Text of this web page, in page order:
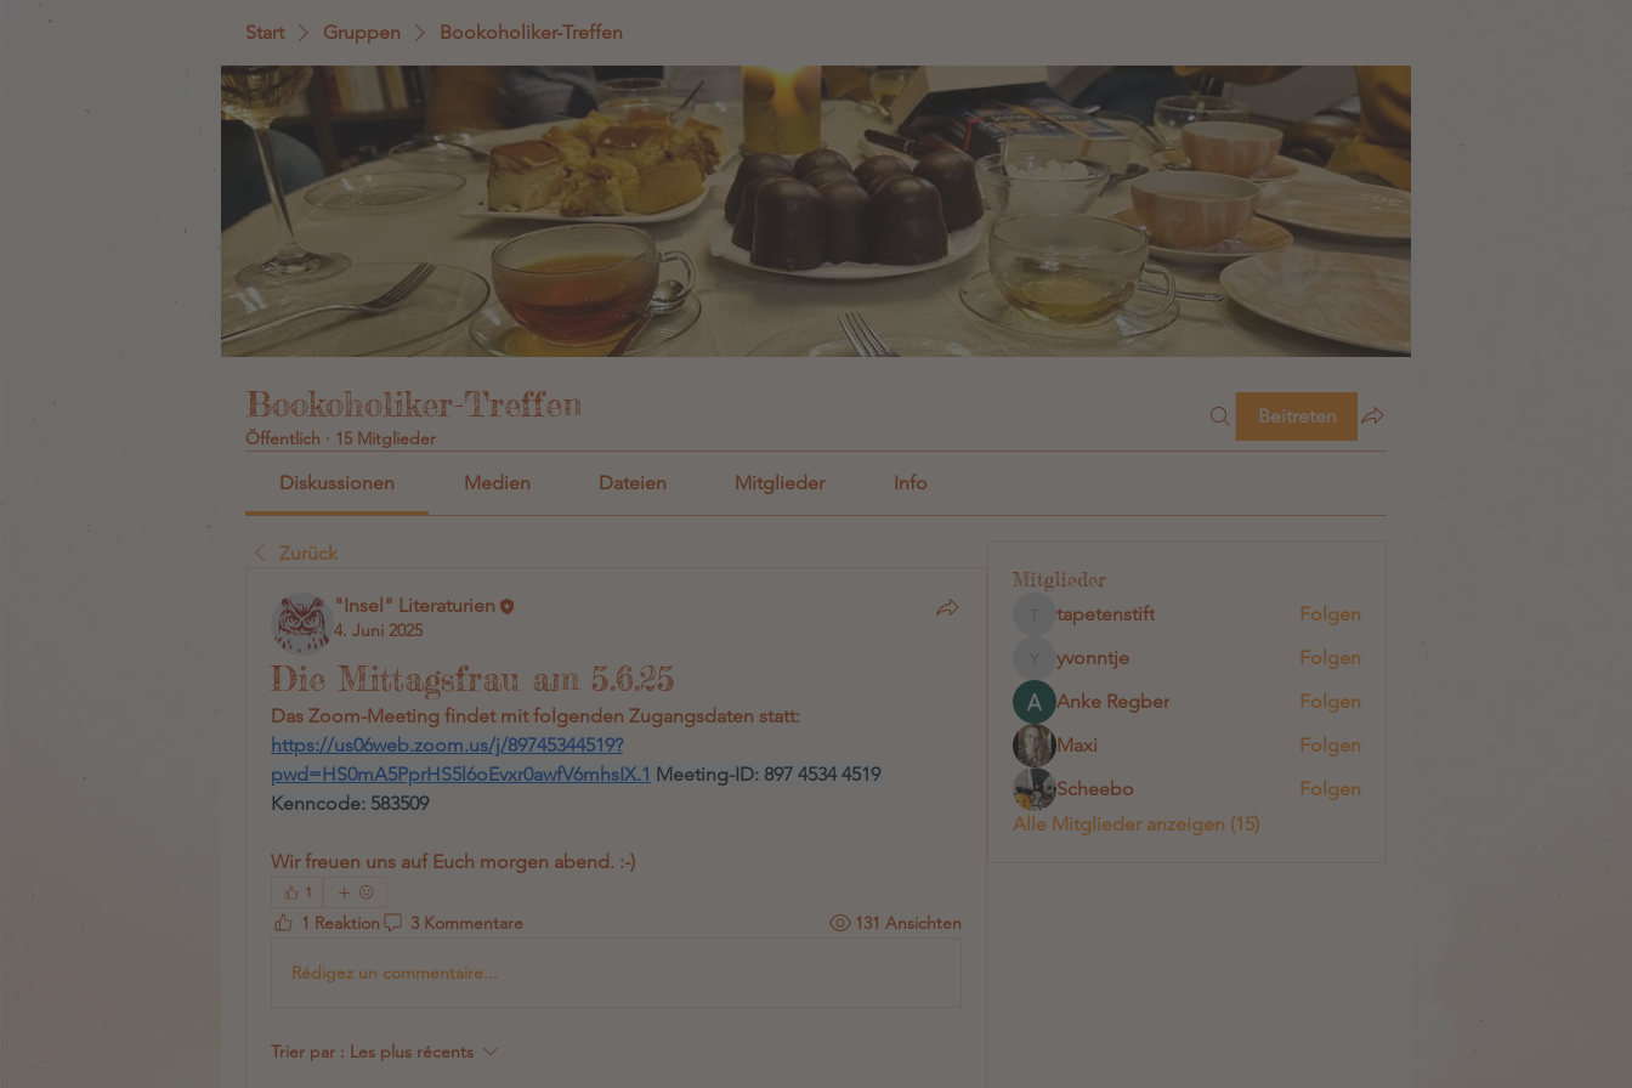
Start Gruppen Bookoholiker-Treffen
Bookoholiker-Treffen
Öffentlich · 15 Mitglieder
Beitreten
Diskussionen Medien Dateien Mitglieder Info
Zurück
"Insel" Literaturien
4. Juni 2025
Die Mittagsfrau am 5.6.25
Das Zoom-Meeting findet mit folgenden Zugangsdaten statt:
https://us06web.zoom.us/j/89745344519?
pwd=HS0mA5PprHS5l6oEvxr0awfV6mhsIX.1 Meeting-ID: 897 4534 4519
Kenncode: 583509
Wir freuen uns auf Euch morgen abend. :-)
1
1 Reaktion 3 Kommentare 131 Ansichten
Rédigez un commentaire...
Trier par : Les plus récents
Mitglieder
tapetenstift
tapetenstift Folgen
yvonntje
yvonntje
Folgen
Anke Regber
Folgen
Maxi
Folgen
Scheebo
Folgen
Alle Mitglieder anzeigen (15)